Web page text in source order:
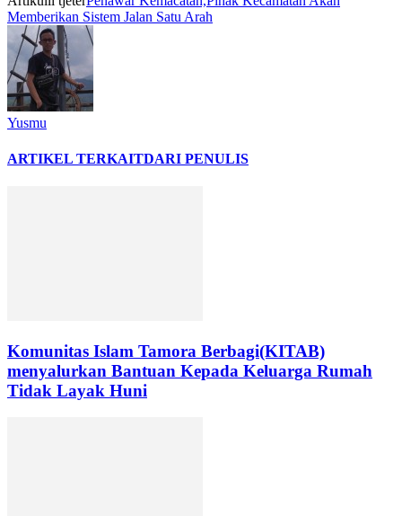
Memberikan Sistem Jalan Satu Arah
Yusmu
ARTIKEL TERKAITDARI PENULIS
Komunitas Islam Tamora Berbagi(KITAB)
menyalurkan Bantuan Kepada Keluarga Rumah
Tidak Layak Huni